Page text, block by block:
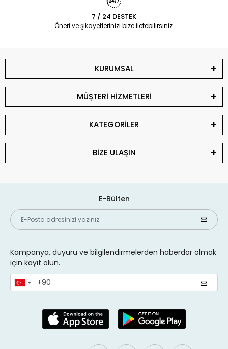
7 / 24 DESTEK
Öneri ve şikayetlerinizi bize iletebilirsiniz.
KURUMSAL
MÜŞTERİ HİZMETLERİ
KATEGORİLER
BİZE ULAŞIN
E-Bülten
Kampanya, duyuru ve bilgilendirmelerden haberdar olmak
için kayıt olun.